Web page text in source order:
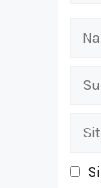
Nama
Surel
Situs